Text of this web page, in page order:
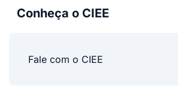
Conheça o CIEE
Fale com o CIEE